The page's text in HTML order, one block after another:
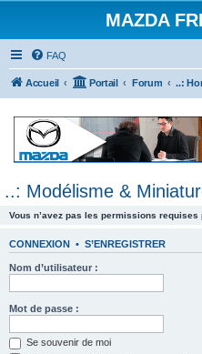
MAZDA
FAQ
Accueil Portail Forum ..:
..: Modélisme &
Vous n’avez pas les permissions
CONNEXION • S’ENREGISTRER
Nom d’utilisateur :
Mot de passe :
Se souvenir de moi